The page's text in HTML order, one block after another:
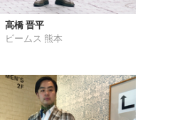
高橋 晋平
ビームス 熊本